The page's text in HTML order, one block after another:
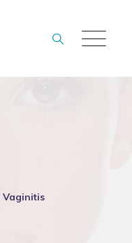
Vaginitis